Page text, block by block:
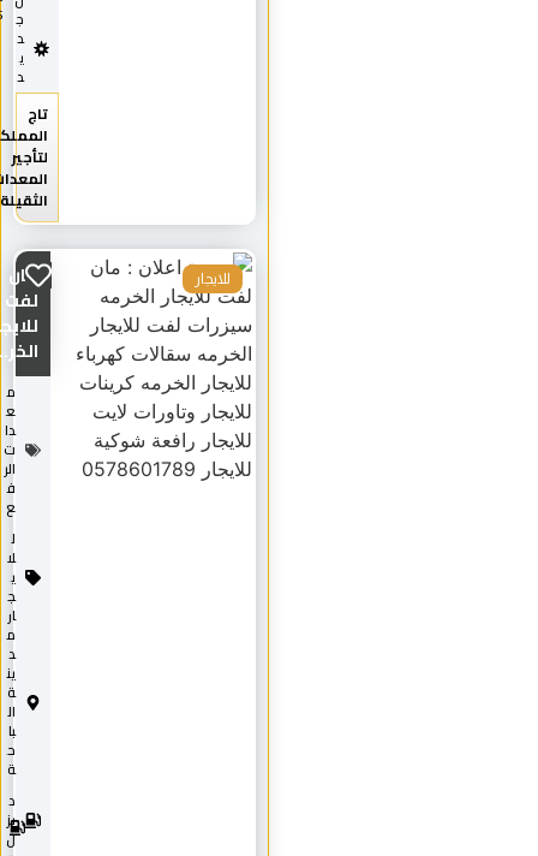
د
ي
5
المملكة
لتأجير
المعدات
الثقيلة
مان
لفت
للايجار
الخر...
ت
ي
ة
ال
يز 0
2
للايجار